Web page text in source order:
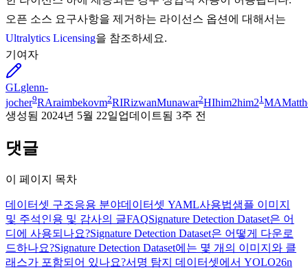
오픈 소스 요구사항을 제거하는 라이선스 옵션에 대해서는
Ultralytics Licensing을 참조하세요.
기여자
GLglenn-
jocher9RAraimbekovm2RIRizwanMunawar2HIhim2him21MA
생성됨 2024년 5월 22일업데이트됨 3주 전
댓글
이 페이지 목차
데이터셋 구조응용 분야데이터셋 YAML사용법샘플 이미지
및 주석인용 및 감사의 글FAQSignature Detection Dataset은 어
디에 사용되나요?Signature Detection Dataset은 어떻게 다운로
드하나요?Signature Detection Dataset에는 몇 개의 이미지와 클
래스가 포함되어 있나요?서명 탐지 데이터셋에서 YOLO26n